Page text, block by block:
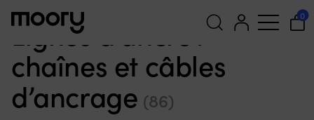
Recherche
pour :
0
Lignes d’ancre /
chaînes et câbles
d’ancrage (86)